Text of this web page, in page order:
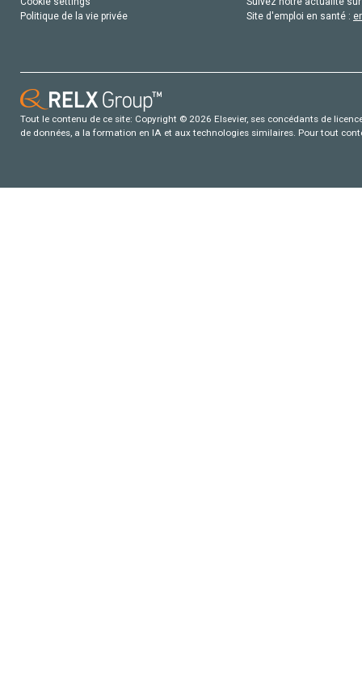
Politique de la vie privée
Site d'emploi en santé :
Tout le contenu de ce site: Copyright © 2026 Elsevier, ses concédants de
de données, a la formation en IA et aux technologies similaires. Pour tout